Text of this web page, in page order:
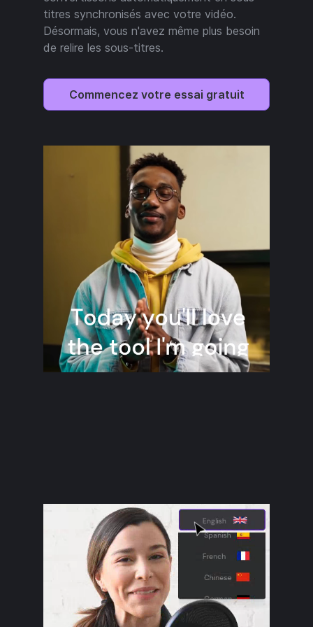
titres synchronisés avec votre vidéo.
Désormais, vous n'avez même plus besoin
de relire les sous-titres.
Commencez votre essai gratuit